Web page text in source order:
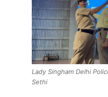
Lady Singham Delhi
Sethi